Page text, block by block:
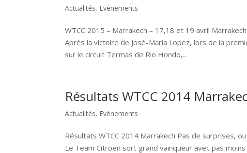
Actualités, Evénements
WTCC 2015 – Marrakech – 17,18 et 19 avril
Après la victoire de José-Maria Lopez, lors de la
sur le circuit Termas de Rio Hondo,...
Résultats WTCC 2014
Actualités, Evénements
Résultats WTCC 2014 Marrakech Pas de surprises,
Le Team Citroën sort grand vainqueur avec pas